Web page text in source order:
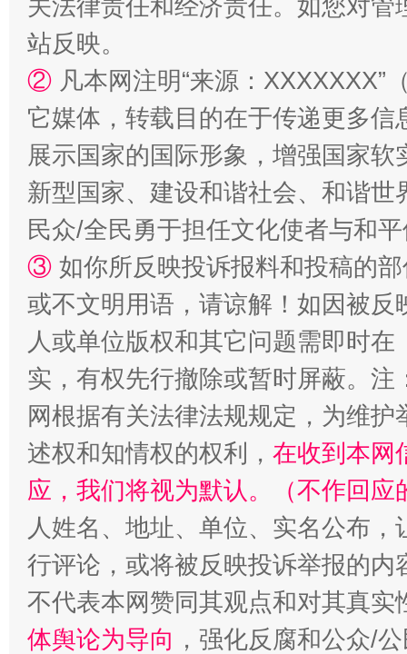
国家大学科技园优化重塑工作
“蜀中异人”王建安的艺术幻境
关法律责任和经济责任。如您对
站反映。
② 凡本网注明“来源：
它媒体，转载目的在于传递更多
展示国家的国际形象，增强国家
新型国家、建设和谐社会、和谐
民众/全民勇于担任文化使者与和
③ 如你所反映投诉报料和投稿的
或不文明用语，请谅解！如因被
人或单位版权和其它问题需即时在
实，有权先行撤除或暂时屏蔽。
网根据有关法律法规规定，为维
述权和知情权的权利， 在收到本网
应，我们将视为默认。（不作回应
人姓名、地址、单位、实名公布
行评论，或将被反映投诉举报的
不代表本网赞同其观点和对其真实
体舆论为导向 ，强化反腐和公众/